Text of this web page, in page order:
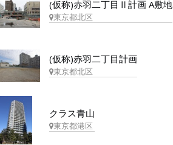
(仮称)赤羽二丁目Ⅱ計画 A敷地
東京都北区
(仮称)赤羽二丁目計画
東京都北区
クラス青山
東京都港区